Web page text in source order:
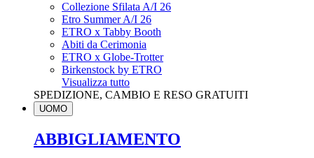
Collezione Sfilata A/I 26
Etro Summer A/I 26
ETRO x Tabby Booth
Abiti da Cerimonia
ETRO x Globe-Trotter
Birkenstock by ETRO
Visualizza tutto
SPEDIZIONE, CAMBIO E RESO GRATUITI
UOMO
ABBIGLIAMENTO